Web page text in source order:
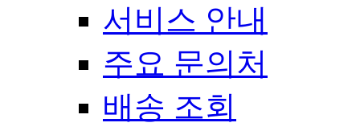
서비스 안내
주요 문의처
배송 조회